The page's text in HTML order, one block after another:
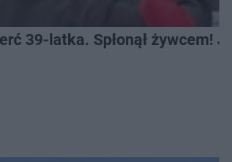
39-latka. Spłonął żywcem!